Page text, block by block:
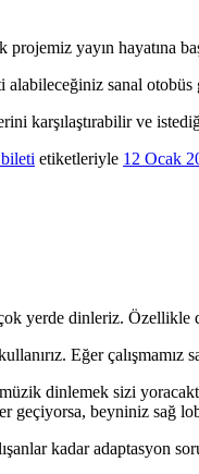
yayın hayatına
sanal otobüs
karşılaştırabilir ve
etiketleriyle 12 Ocak
yerde dinleriz. Özellikle
Eğer
müzik dinlemek sizi
geçiyorsa, beyniniz sağ
kadar